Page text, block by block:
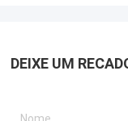
DEIXE UM